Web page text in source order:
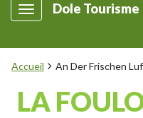
Dole Tourisme
Accueil An Der Frischen
LA